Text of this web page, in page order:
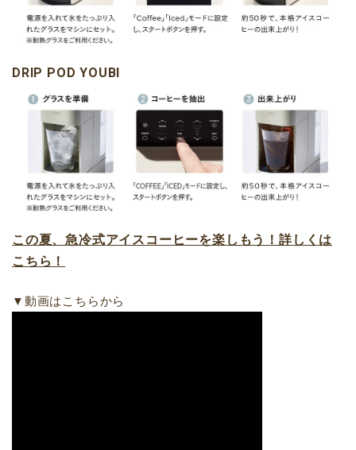
DRIP POD YOUBI
この夏、急冷式アイスコーヒーを楽しもう！詳しくは
こちら！
▼動画はこちらから